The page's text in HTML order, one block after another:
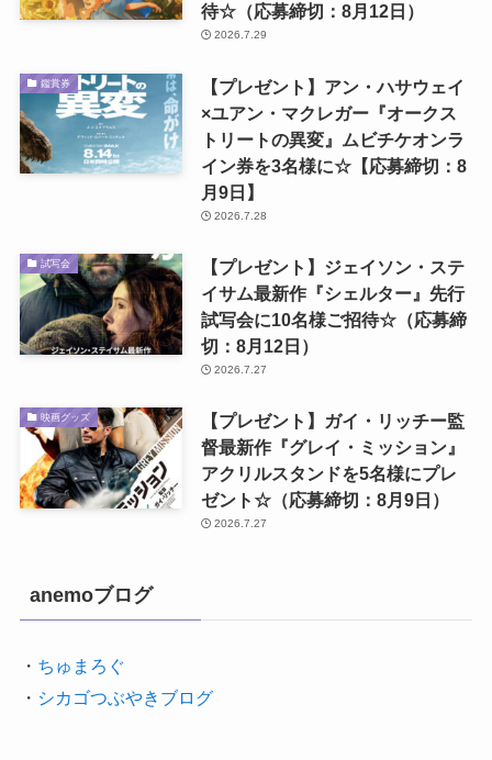
待☆（応募締切：8月12日）
2026.7.29
鑑賞券
【プレゼント】アン・ハサウェイ
×ユアン・マクレガー『オークス
トリートの異変』ムビチケオンラ
イン券を3名様に☆【応募締切：8
月9日】
2026.7.28
試写会
【プレゼント】ジェイソン・ステ
イサム最新作『シェルター』先行
試写会に10名様ご招待☆（応募締
切：8月12日）
2026.7.27
映画グッズ
【プレゼント】ガイ・リッチー監
督最新作『グレイ・ミッション』
アクリルスタンドを5名様にプレ
ゼント☆（応募締切：8月9日）
2026.7.27
anemoブログ
・ ちゅまろぐ
・ シカゴつぶやきブログ